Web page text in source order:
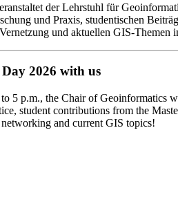
der Lehrstuhl für
und Praxis, studentischen
und aktuellen GIS-Themen
2026 with us
5 p.m., the Chair of Geoinformatics
student contributions from the
and current GIS topics!